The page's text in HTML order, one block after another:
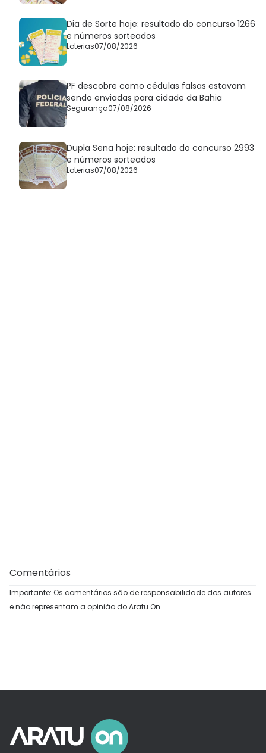
Dia de Sorte hoje: resultado do concurso 1266
e números sorteados
Loterias07/08/2026
PF descobre como cédulas falsas estavam
sendo enviadas para cidade da Bahia
Segurança07/08/2026
Dupla Sena hoje: resultado do concurso 2993
e números sorteados
Loterias07/08/2026
Comentários
Importante: Os comentários são de responsabilidade dos autores
e não representam a opinião do Aratu On.